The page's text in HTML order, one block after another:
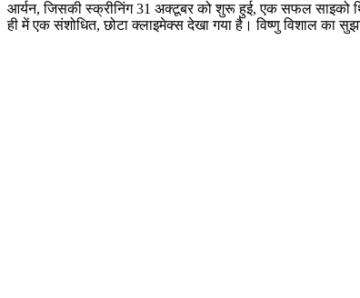
आर्यन, जिसकी स्क्रीनिंग 31 अक्टूबर को शुरू हुई, एक सफल साइको
ही में एक संशोधित, छोटा क्लाइमेक्स देखा गया है। विष्णु विशाल का